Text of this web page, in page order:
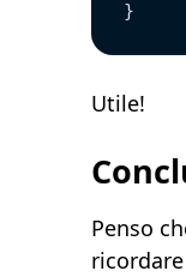
}
Utile!
Penso